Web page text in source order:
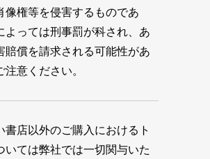
像権等を侵害するものであ
よっては刑事罰が科され、あ
賠償を請求される可能性があ
注意ください。
書店以外のご購入におけるト
いては弊社では一切関与いた